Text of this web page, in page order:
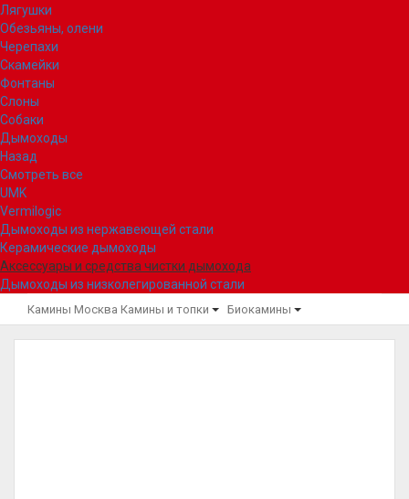
Лягушки
Обезьяны, олени
Черепахи
Скамейки
Фонтаны
Слоны
Собаки
Дымоходы
Назад
Смотреть все
UMK
Vermilogic
Дымоходы из нержавеющей стали
Керамические дымоходы
Аксессуары и средства чистки дымохода
Дымоходы из низколегированной стали
Камины Москва Камины и топки Биокамины